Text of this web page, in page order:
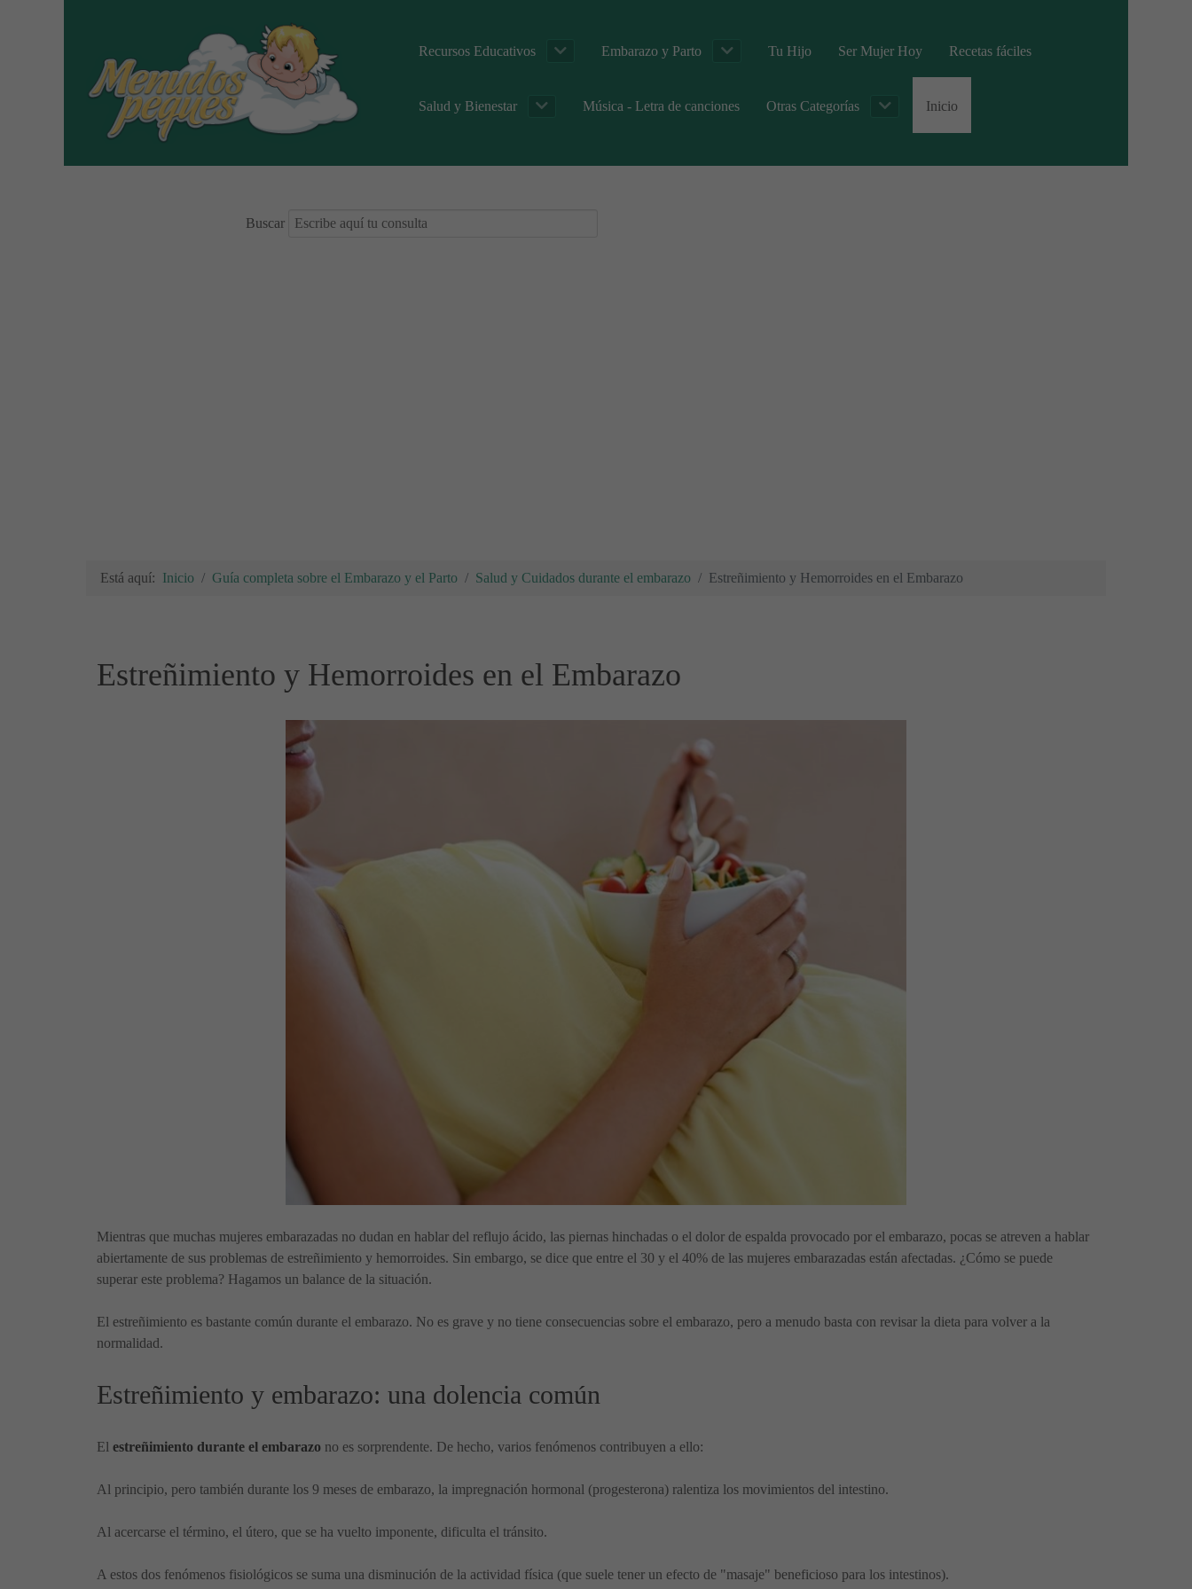
Recursos Educativos Embarazo y Parto Tu Hijo Ser Mujer Hoy Recetas fáciles
Salud y Bienestar Música - Letra de canciones Otras Categorías Inicio
Buscar
Está aquí: Inicio Guía completa sobre el Embarazo y el Parto Salud y Cuidados durante el embarazo Estreñimiento y Hemorroides en el Embarazo
Estreñimiento y Hemorroides en el Embarazo
Mientras que muchas mujeres embarazadas no dudan en hablar del reflujo ácido, las piernas hinchadas o el dolor de espalda provocado por el embarazo, pocas se atreven a hablar
abiertamente de sus problemas de estreñimiento y hemorroides. Sin embargo, se dice que entre el 30 y el 40% de las mujeres embarazadas están afectadas. ¿Cómo se puede
superar este problema? Hagamos un balance de la situación.
El estreñimiento es bastante común durante el embarazo. No es grave y no tiene consecuencias sobre el embarazo, pero a menudo basta con revisar la dieta para volver a la
normalidad.
Estreñimiento y embarazo: una dolencia común
El estreñimiento durante el embarazo no es sorprendente. De hecho, varios fenómenos contribuyen a ello:
Al principio, pero también durante los 9 meses de embarazo, la impregnación hormonal (progesterona) ralentiza los movimientos del intestino.
Al acercarse el término, el útero, que se ha vuelto imponente, dificulta el tránsito.
A estos dos fenómenos fisiológicos se suma una disminución de la actividad física (que suele tener un efecto de "masaje" beneficioso para los intestinos).